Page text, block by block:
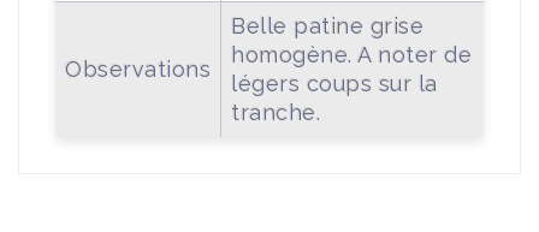
Observations
Belle patine grise
homogène. A noter de
légers coups sur la
tranche.